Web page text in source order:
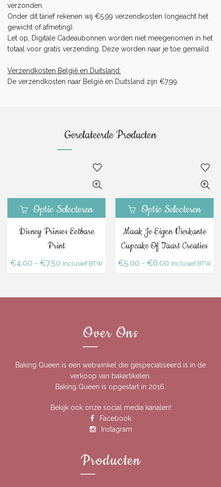
verzonden.
Onder dit tarief rekenen wij €5,99 verzendkosten (ongeacht het
gewicht of afmeting).
Let op, Digitale Cadeaubonnen worden niet meegenomen in het
totaal voor gratis verzending. Deze worden naar je toe gemaild.
Verzendkosten België en Duitsland:
De verzendkosten naar België en Duitsland zijn €7,99.
Gerelateerde Producten
Optie Selecteren
Disney Prinses Eetbare
Print
€4.00 - €7.50 Prijsklasse:
€7.50
Inclusief BTW
Optie Selecteren
Maak Je Eigen Vierkante
Cupcake Of Taart Creaties
€5.00 - €6.00 Prijsklasse:
€6.00
Inclusief BTW
Over Ons
Baking Queen is een webwinkel die gespecialiseerd is in de
verkoop van bakartikelen.
Baking Queen is opgestart in 2016.
Bekijk ook onze social media kanalen!
Facebook
Instagram
Producten